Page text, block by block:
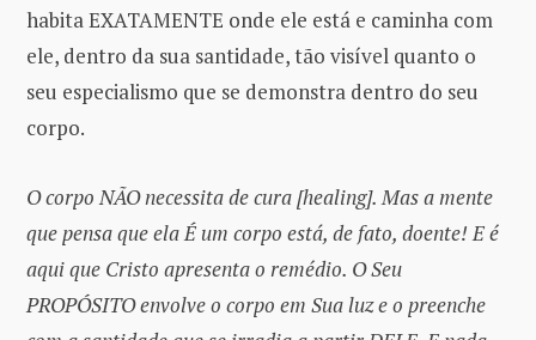
habita EXATAMENTE onde ele está e caminha com
ele, dentro da sua santidade, tão visível quanto o
seu especialismo que se demonstra dentro do seu
corpo.
O corpo NÃO necessita de cura [healing]. Mas a mente
que pensa que ela É um corpo está, de fato, doente! E é
aqui que Cristo apresenta o remédio. O Seu
PROPÓSITO envolve o corpo em Sua luz e o preenche